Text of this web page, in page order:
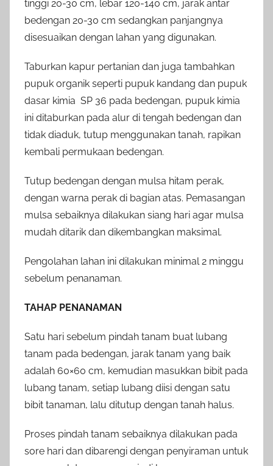
tinggi 20-30 cm, lebar 120-140 cm, jarak antar
bedengan 20-30 cm sedangkan panjangnya
disesuaikan dengan lahan yang digunakan.
Taburkan kapur pertanian dan juga tambahkan
pupuk organik seperti pupuk kandang dan pupuk
dasar kimia SP 36 pada bedengan, pupuk kimia
ini ditaburkan pada alur di tengah bedengan dan
tidak diaduk, tutup menggunakan tanah, rapikan
kembali permukaan bedengan.
Tutup bedengan dengan mulsa hitam perak,
dengan warna perak di bagian atas. Pemasangan
mulsa sebaiknya dilakukan siang hari agar mulsa
mudah ditarik dan dikembangkan maksimal.
Pengolahan lahan ini dilakukan minimal 2 minggu
sebelum penanaman.
TAHAP PENANAMAN
Satu hari sebelum pindah tanam buat lubang
tanam pada bedengan, jarak tanam yang baik
adalah 60×60 cm, kemudian masukkan bibit pada
lubang tanam, setiap lubang diisi dengan satu
bibit tanaman, lalu ditutup dengan tanah halus.
Proses pindah tanam sebaiknya dilakukan pada
sore hari dan dibarengi dengan penyiraman untuk